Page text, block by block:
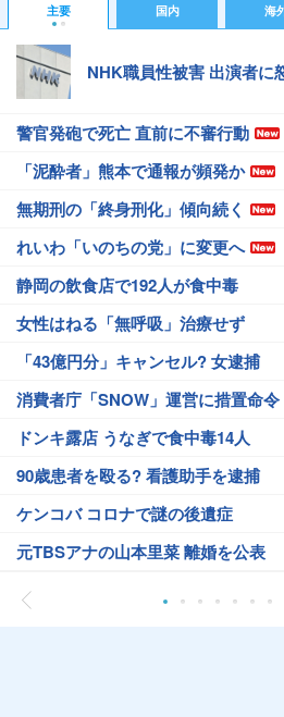
主要 国内 海
NHK職員性被害 出演者に
警官発砲で死亡 直前に不審行動
「泥酔者」熊本で通報が頻発か
無期刑の「終身刑化」傾向続く
れいわ「いのちの党」に変更へ
静岡の飲食店で192人が食中毒
女性はねる「無呼吸」治療せず
「43億円分」キャンセル? 女逮捕
消費者庁「SNOW」運営に措置命令
ドンキ露店 うなぎで食中毒14人
90歳患者を殴る? 看護助手を逮捕
ケンコバ コロナで謎の後遺症
元TBSアナの山本里菜 離婚を公表